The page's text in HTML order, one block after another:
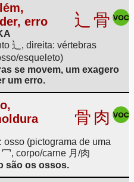
erro
辶 骨
辶, direita: vértebras
esqueleto)
se movem, um exagero
um erro.
骨 肉
osso (pictograma de uma
, corpo/carne 月/肉
são os ossos.